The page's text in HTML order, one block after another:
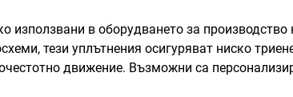
използвани в оборудването за
тези уплътнения осигуряват ниско
движение. Възможни са